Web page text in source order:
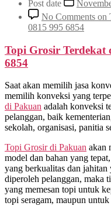
Post date
No Comments on
0815 995 6854
Topi Grosir Terdekat
6854
Saat akan memilih jasa
memilih konveksi yang
di Pakuan adalah konveksi
pelanggan, baik
sekolah, organisasi, panitia
Topi Grosir di Pakuan akan
model dan bahan yang
yang berkualitas dan
diperoleh pelanggan, maka
yang memesan topi untuk
topi seragam, maupun